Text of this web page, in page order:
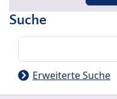
Suche
Erweiterte Suche